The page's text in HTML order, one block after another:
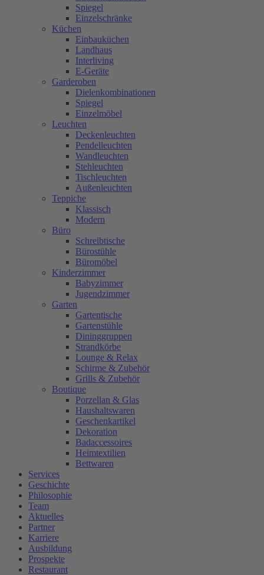
Spiegel
Einzelschränke
Küchen
Einbauküchen
Landhaus
Interliving
E-Geräte
Garderoben
Dielenkombinationen
Spiegel
Einzelmöbel
Leuchten
Deckenleuchten
Pendelleuchten
Wandleuchten
Stehleuchten
Tischleuchten
Außenleuchten
Teppiche
Klassisch
Modern
Büro
Schreibtische
Bürostühle
Büromöbel
Kinderzimmer
Babyzimmer
Jugendzimmer
Garten
Gartentische
Gartenstühle
Dininggruppen
Strandkörbe
Lounge & Relax
Schirme & Zubehör
Grills & Zubehör
Boutique
Porzellan & Glas
Haushaltswaren
Geschenkartikel
Dekoration
Badaccessoires
Heimtextilien
Bettwaren
Services
Geschichte
Philosophie
Team
Aktuelles
Partner
Karriere
Ausbildung
Prospekte
Restaurant